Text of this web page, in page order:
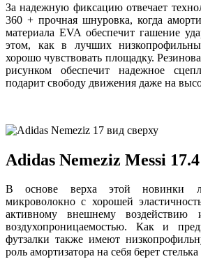
За надежную фиксацию отвечает
360 + прочная шнуровка, когда
материала EVA обеспечит гашение
этом, как в лучших
хорошо чувствовать площадку.
рисунком обеспечит надежное
подарит свободу движения даже на
Adidas Nemeziz Messi 17.4
В основе верха этой новинки
микроволокно с хорошей
активному внешнему воздействию
воздухопроницаемостью. Как и
футзалки также имеют
роль амортизатора на себя берет